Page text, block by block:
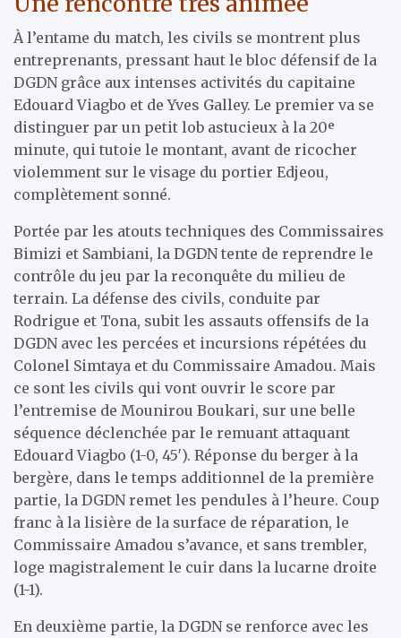
À l’entame du match, les civils se montrent plus
entreprenants, pressant haut le bloc défensif de la
DGDN grâce aux intenses activités du capitaine
Edouard Viagbo et de Yves Galley. Le premier va se
distinguer par un petit lob astucieux à la 20ᵉ
minute, qui tutoie le montant, avant de ricocher
violemment sur le visage du portier Edjeou,
complètement sonné.
Portée par les atouts techniques des Commissaires
Bimizi et Sambiani, la DGDN tente de reprendre le
contrôle du jeu par la reconquête du milieu de
terrain. La défense des civils, conduite par
Rodrigue et Tona, subit les assauts offensifs de la
DGDN avec les percées et incursions répétées du
Colonel Simtaya et du Commissaire Amadou. Mais
ce sont les civils qui vont ouvrir le score par
l’entremise de Mounirou Boukari, sur une belle
séquence déclenchée par le remuant attaquant
Edouard Viagbo (1-0, 45′). Réponse du berger à la
bergère, dans le temps additionnel de la première
partie, la DGDN remet les pendules à l’heure. Coup
franc à la lisière de la surface de réparation, le
Commissaire Amadou s’avance, et sans trembler,
loge magistralement le cuir dans la lucarne droite
(1-1).
En deuxième partie, la DGDN se renforce avec les